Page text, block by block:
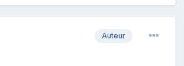
Auteur